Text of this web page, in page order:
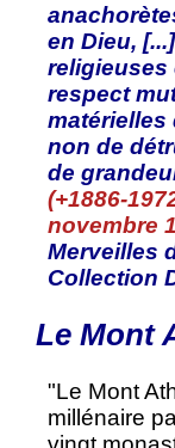
en Dieu,
religieuses
respect
matérielles
non de
de
(+1886-
novembre
Merveilles
Collection
Le Mont
"Le Mont
millénaire